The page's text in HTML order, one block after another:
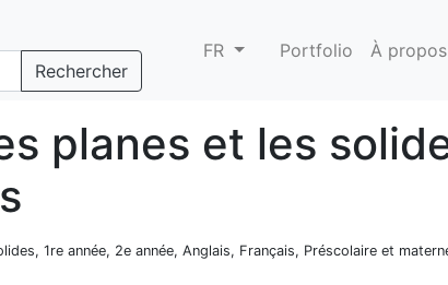
Rechercher
FR Portfolio À propos
planes et les
1re année, 2e année, Anglais, Français, Préscolaire et